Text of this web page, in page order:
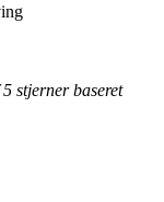
stjerner baseret